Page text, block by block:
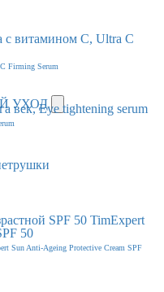
УХОД
Firming Serum
Sun Anti-Ageing Protective Cream SPF